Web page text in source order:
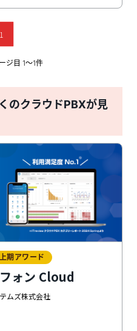
1
ジ目 1〜1件
のクラウドPBXが見
期アワード
ォン Cloud
ムズ株式会社